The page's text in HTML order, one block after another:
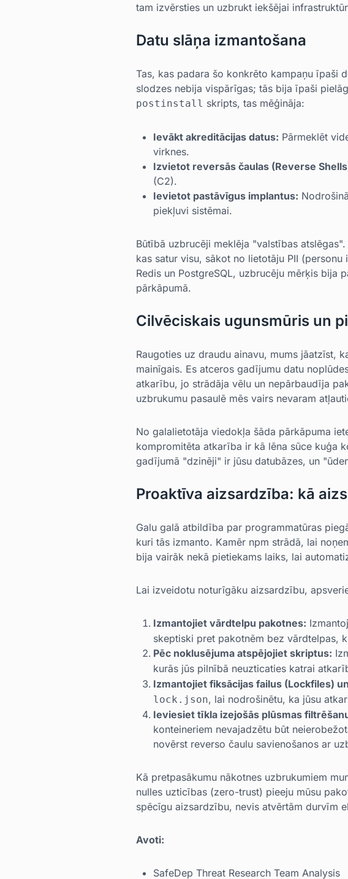
tam izvērsties un uzbrukt iekšējai
Datu slāņa izmantošana
Tas, kas padara šo konkrēto kampaņu īpaši
slodzes nebija vispārīgas; tās bija īpaši
postinstall skripts, tas mēģināja:
Ievākt akreditācijas datus: Pārmeklēt
virknes.
Izvietot reversās čaulas (Reverse
(C2).
Ievietot pastāvīgus implantus:
piekļuvi sistēmai.
Būtībā uzbrucēji meklēja "valstības
kas satur visu, sākot no lietotāju PII
Redis un PostgreSQL, uzbrucēju mērķis bija
pārkāpumā.
Cilvēciskais ugunsmūris un
Raugoties uz draudu ainavu, mums jāatzīst,
mainīgais. Es atceros gadījumu datu
atkarību, jo strādāja vēlu un nepārbaudīja
uzbrukumu pasaulē mēs vairs nevaram
No galalietotāja viedokļa šāda pārkāpuma
kompromitēta atkarība ir kā lēna sūce kuģa
gadījumā "dzinēji" ir jūsu datubāzes, un
Proaktīva aizsardzība: kā
Galu galā atbildība par programmatūras
kuri tās izmanto. Kamēr npm strādā, lai
bija vairāk nekā pietiekams laiks, lai
Lai izveidotu noturīgāku aizsardzību,
Izmantojiet vārdtelpu pakotnes:
skeptiski pret pakotnēm bez vārdtelpas,
Pēc noklusējuma atspējojiet skriptus:
kurās jūs pilnībā neuzticaties katrai
Izmantojiet fiksācijas failus (Lockfiles)
lock.json, lai nodrošinētu, ka jūsu
Ieviesiet tīkla izejošās plūsmas
konteineriem nevajadzētu būt
novērst reverso čaulu savienošanos ar
Kā pretpasākumu nākotnes uzbrukumiem
nulles uzticības (zero-trust) pieeju mūsu
spēcīgu aizsardzību, nevis atvērtām durvīm
Avoti:
SafeDep Threat Research Team Analysis